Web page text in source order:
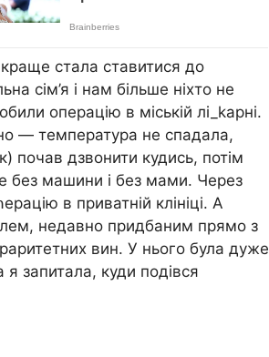
стала ставитися до
сім’я і нам більше ніхто не
операцію в міській лi_kapні.
— температура не спадала,
почав дзвонити кудись, потім
без машини і без мами. Через
в приватній клініці. А
недавно придбаним прямо з
вин. У нього була дуже
запитала, куди подівся